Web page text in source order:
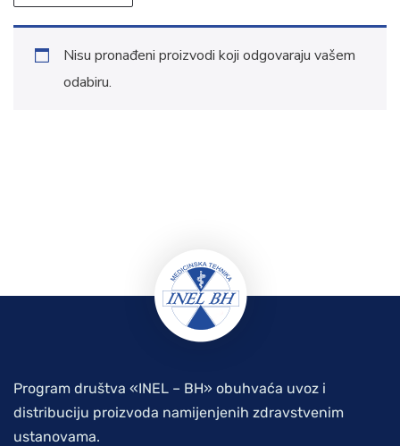
Nisu pronađeni proizvodi koji odgovaraju vašem
odabiru.
Program društva «INEL – BH» obuhvaća uvoz i
distribuciju proizvoda namijenjenih zdravstvenim
ustanovama.